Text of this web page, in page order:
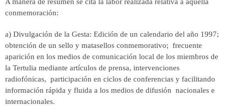
conmemoración:
a) Divulgación de la Gesta: Edición de un calendario del año 1997;
obtención de un sello y matasellos conmemorativo; frecuente
aparición en los medios de comunicación local de los miembros de
la Tertulia mediante artículos de prensa, intervenciones
radiofónicas, participación en ciclos de conferencias y facilitando
información rápida y fluida a los medios de difusión nacionales e
internacionales.